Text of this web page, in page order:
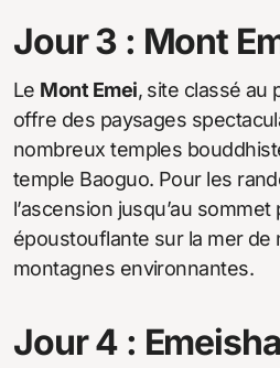
Jour 3 : Mont
Le Mont Emei, site classé au
offre des paysages
nombreux temples
temple Baoguo. Pour les
l’ascension jusqu’au
époustouflante sur la mer de
montagnes environnantes.
Jour 4 :